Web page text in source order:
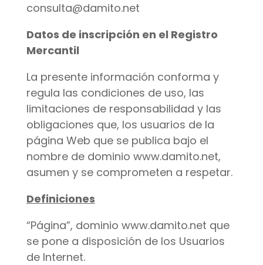
consulta@damito.net
Datos de inscripción en el Registro
Mercantil
La presente información conforma y
regula las condiciones de uso, las
limitaciones de responsabilidad y las
obligaciones que, los usuarios de la
página Web que se publica bajo el
nombre de dominio www.damito.net,
asumen y se comprometen a respetar.
Definiciones
“Página”, dominio www.damito.net que
se pone a disposición de los Usuarios
de Internet.